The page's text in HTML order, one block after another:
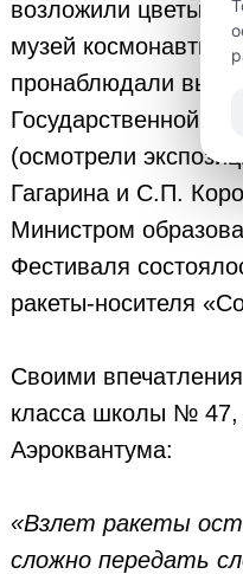
возложили цветы к
музей
пронаблюдали
Государственной
(осмотрели
Гагарина и С.П.
Министром
Фестиваля
ракеты-носителя
Своими
класса школы № 47,
Аэроквантума:
«Взлет ракеты
сложно передать